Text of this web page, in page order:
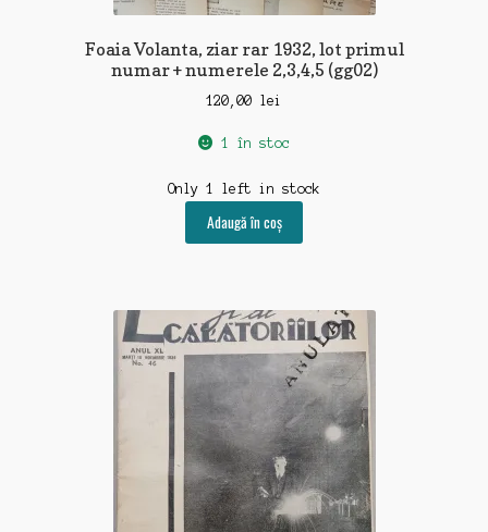
Foaia Volanta, ziar rar 1932, lot primul
numar + numerele 2,3,4,5 (gg02)
120,00 lei
1 în stoc
Only 1 left in stock
Adaugă în coș